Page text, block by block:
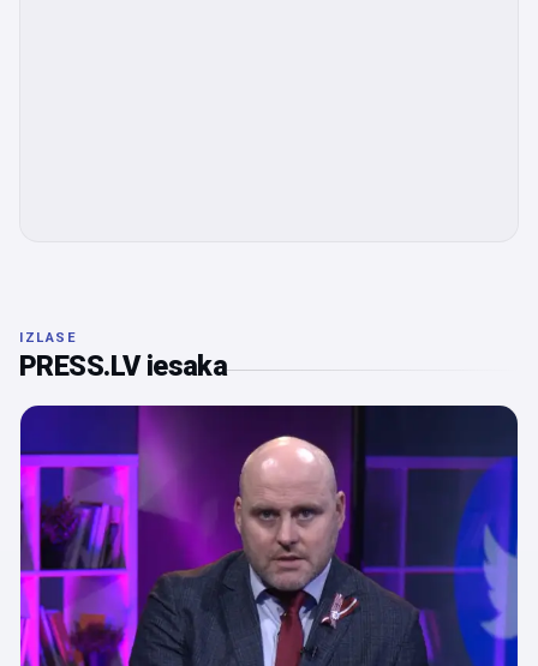
IZLASE
PRESS.LV iesaka